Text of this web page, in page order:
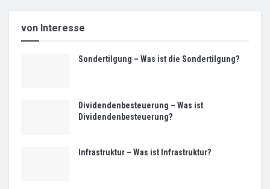
von Interesse
Sondertilgung – Was ist die Sondertilgung?
Dividendenbesteuerung – Was ist
Dividendenbesteuerung?
Infrastruktur – Was ist Infrastruktur?